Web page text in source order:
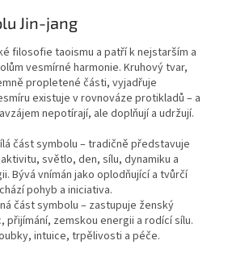
Jin-jang
filosofie taoismu a patří k nejstarším a
vesmírné harmonie. Kruhový tvar,
propletené části, vyjadřuje
existuje v rovnováze protikladů – a
nepotírají, ale doplňují a udržují.
část symbolu – tradičně představuje
světlo, den, sílu, dynamiku a
Bývá vnímán jako oplodňující a tvůrčí
pohyb a iniciativa.
část symbolu – zastupuje ženský
přijímání, zemskou energii a rodící sílu.
intuice, trpělivosti a péče.